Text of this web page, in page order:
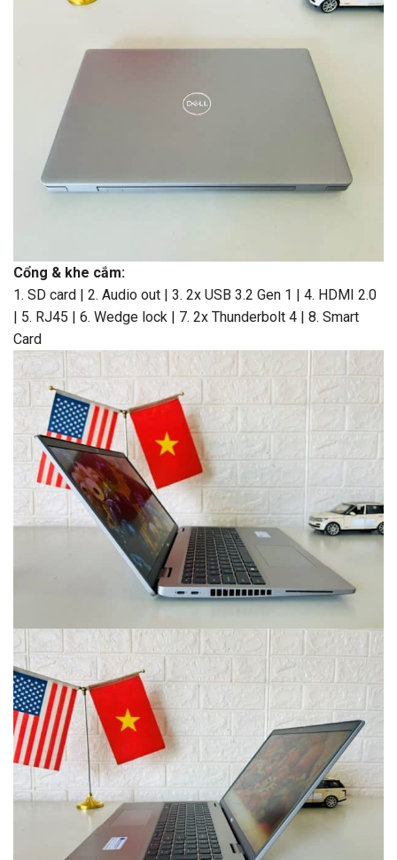
Cổng & khe cắm‎:
1. SD card | 2. Audio out | 3. 2x USB 3.2 Gen 1 | 4. HDMI 2.0
| 5. RJ45 | 6. Wedge lock | 7. 2x Thunderbolt 4 | 8. Smart
Card